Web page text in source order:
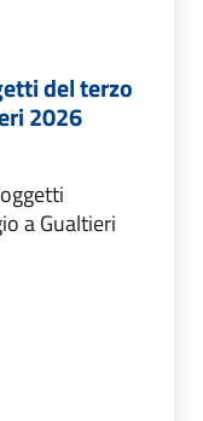
del terzo
2026
a Gualtieri